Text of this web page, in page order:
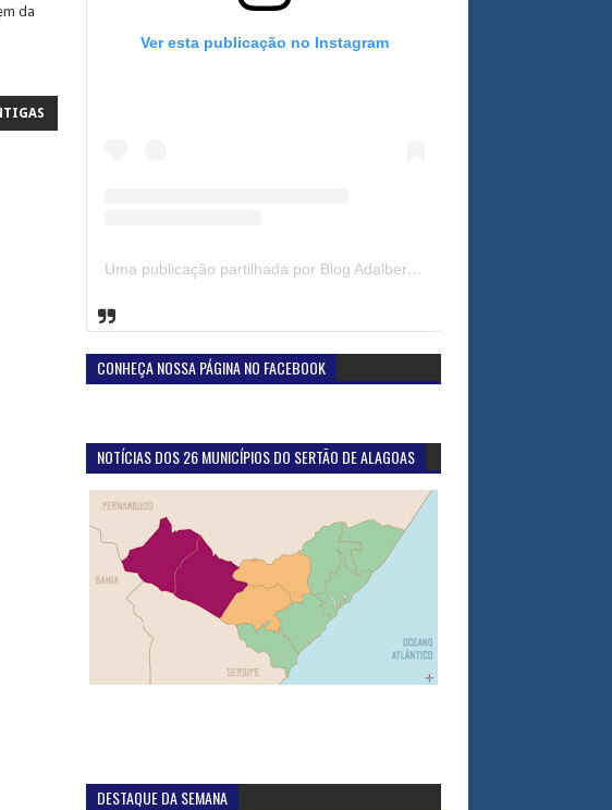
da
Ver esta publicação no Instagram
Uma publicação partilhada por Blog Adalberto Gomes Noticias (@blogadalbertogomesnoticiass)
CONHEÇA NOSSA PÁGINA NO FACEBOOK
NOTÍCIAS DOS 26 MUNICÍPIOS DO SERTÃO DE ALAGOAS
DESTAQUE DA SEMANA